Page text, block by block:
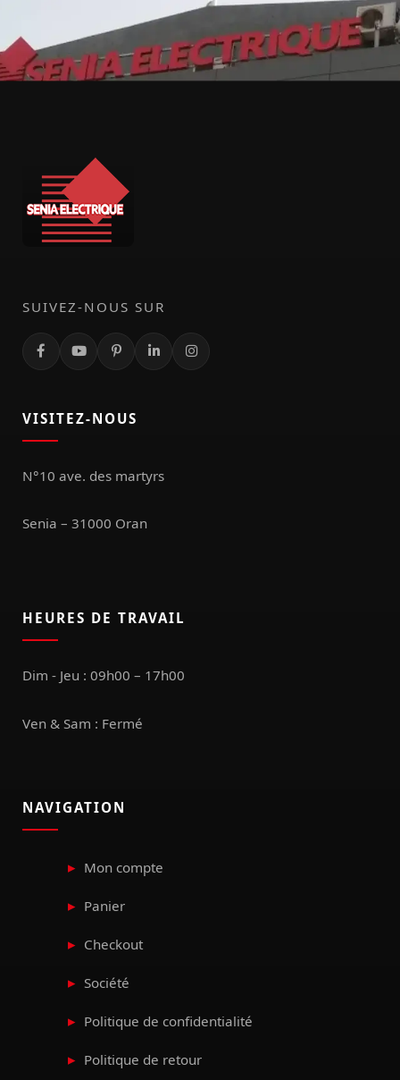
SUIVEZ-NOUS SUR
VISITEZ-NOUS
N°10 ave. des martyrs
Senia – 31000 Oran
HEURES DE TRAVAIL
Dim - Jeu : 09h00 – 17h00
Ven & Sam : Fermé
NAVIGATION
Mon compte
Panier
Checkout
Société
Politique de confidentialité
Politique de retour